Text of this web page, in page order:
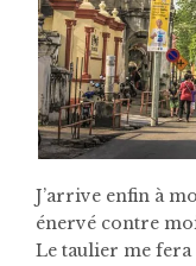
J’arrive enfin à
énervé contre
Le taulier me